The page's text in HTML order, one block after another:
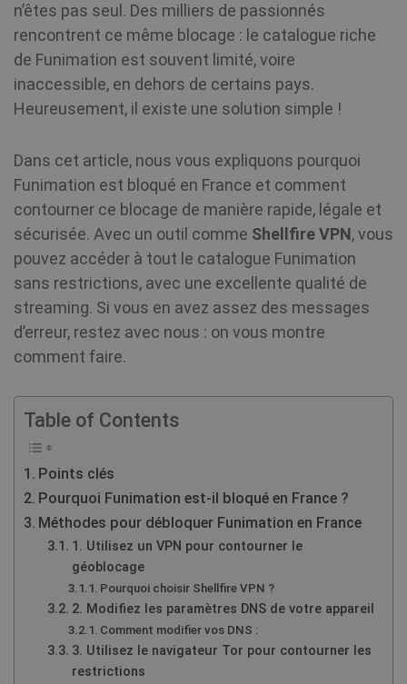
n’êtes pas seul. Des milliers de passionnés
rencontrent ce même blocage : le catalogue riche
de Funimation est souvent limité, voire
inaccessible, en dehors de certains pays.
Heureusement, il existe une solution simple !
Dans cet article, nous vous expliquons pourquoi
Funimation est bloqué en France et comment
contourner ce blocage de manière rapide, légale et
sécurisée. Avec un outil comme Shellfire VPN, vous
pouvez accéder à tout le catalogue Funimation
sans restrictions, avec une excellente qualité de
streaming. Si vous en avez assez des messages
d’erreur, restez avec nous : on vous montre
comment faire.
Table of Contents
Points clés
Pourquoi Funimation est-il bloqué en France ?
Méthodes pour débloquer Funimation en France
1. Utilisez un VPN pour contourner le
géoblocage
Pourquoi choisir Shellfire VPN ?
2. Modifiez les paramètres DNS de votre appareil
Comment modifier vos DNS :
3. Utilisez le navigateur Tor pour contourner les
restrictions